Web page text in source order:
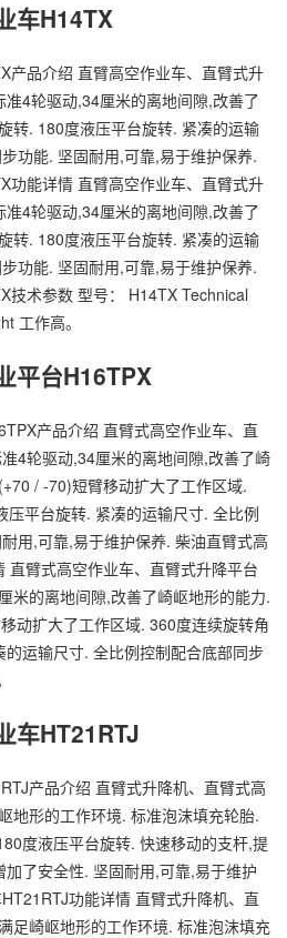
车H14TX
产品介绍 直臂高空作业车、直臂式升
4轮驱动,34厘米的离地间隙,改善了
转. 180度液压平台旋转. 紧凑的运输
功能. 坚固耐用,可靠,易于维护保养.
功能详情 直臂高空作业车、直臂式升
4轮驱动,34厘米的离地间隙,改善了
转. 180度液压平台旋转. 紧凑的运输
功能. 坚固耐用,可靠,易于维护保养.
技术参数 型号： H14TX Technical
工作高。
平台H16TPX
产品介绍 直臂式高空作业车、直
4轮驱动,34厘米的离地间隙,改善了崎
/ -70)短臂移动扩大了工作区域.
平台旋转. 紧凑的运输尺寸. 全比例
用,可靠,易于维护保养. 柴油直臂式高
直臂式高空作业车、直臂式升降平台
米的离地间隙,改善了崎岖地形的能力.
动扩大了工作区域. 360度连续旋转角
运输尺寸. 全比例控制配合底部同步
车HT21RTJ
产品介绍 直臂式升降机、直臂式高
地形的工作环境. 标准泡沫填充轮胎.
度液压平台旋转. 快速移动的支杆,提
了安全性. 坚固耐用,可靠,易于维护
功能详情 直臂式升降机、直
足崎岖地形的工作环境. 标准泡沫填充